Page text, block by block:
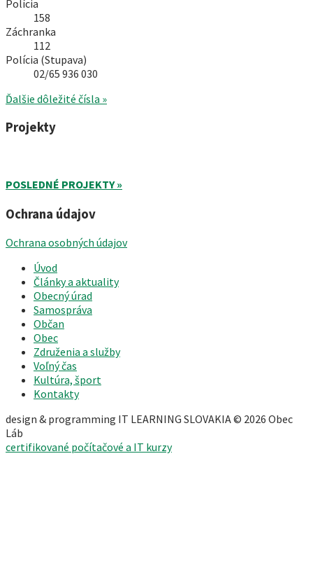
Polícia
158
Záchranka
112
Polícia (Stupava)
02/65 936 030
Ďalšie dôležité čísla »
Projekty
POSLEDNÉ PROJEKTY »
Ochrana údajov
Ochrana osobných údajov
Úvod
Články a aktuality
Obecný úrad
Samospráva
Občan
Obec
Združenia a služby
Voľný čas
Kultúra, šport
Kontakty
design & programming IT LEARNING SLOVAKIA © 2026 Obec
Láb
certifikované počítačové a IT kurzy